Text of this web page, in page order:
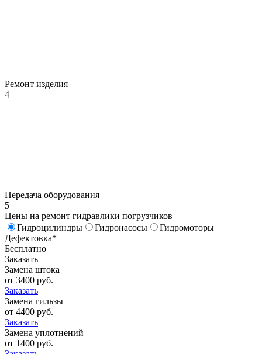
Ремонт изделия
4
Передача оборудования
5
Цены на ремонт гидравлики погрузчиков
Гидроцилиндры
Гидронасосы
Гидромоторы
Дефектовка*
Бесплатно
Заказать
Замена штока
от 3400 руб.
Заказать
Замена гильзы
от 4400 руб.
Заказать
Замена уплотнений
от 1400 руб.